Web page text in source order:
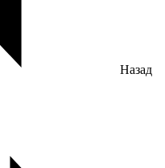
Назад